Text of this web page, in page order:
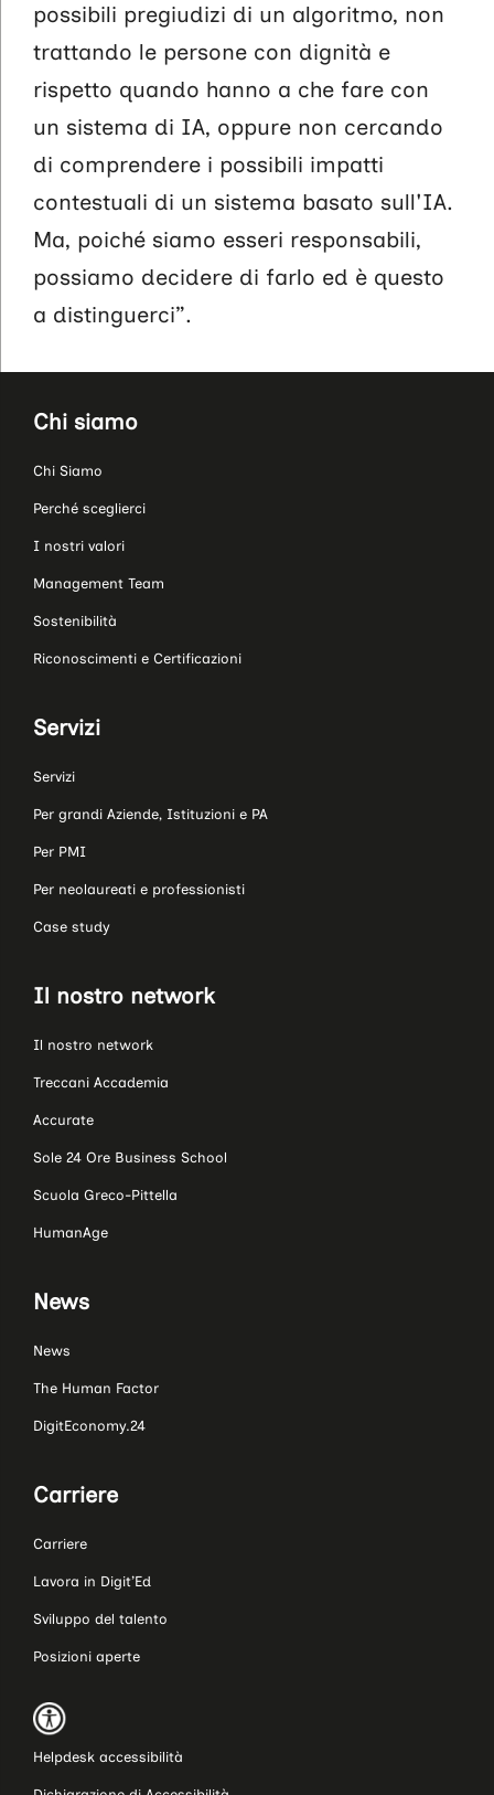
possibili pregiudizi di un algoritmo, non
trattando le persone con dignità e
rispetto quando hanno a che fare con
un sistema di IA, oppure non cercando
di comprendere i possibili impatti
contestuali di un sistema basato sull'IA.
Ma, poiché siamo esseri responsabili,
possiamo decidere di farlo ed è questo
a distinguerci”.
Chi siamo
Chi Siamo
Perché sceglierci
I nostri valori
Management Team
Sostenibilità
Riconoscimenti e Certificazioni
Servizi
Servizi
Per grandi Aziende, Istituzioni e PA
Per PMI
Per neolaureati e professionisti
Case study
Il nostro network
Il nostro network
Treccani Accademia
Accurate
Sole 24 Ore Business School
Scuola Greco-Pittella
HumanAge
News
News
The Human Factor
DigitEconomy.24
Carriere
Carriere
Lavora in Digit’Ed
Sviluppo del talento
Posizioni aperte
Helpdesk accessibilità